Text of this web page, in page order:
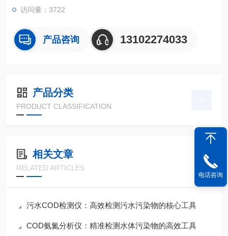
访问量：3722
产品咨询 13102274033
产品分类
PRODUCT CLASSIFICATION
相关文章
RELATED ARTICLES
污水COD检测仪：高效检测污水污染物的核心工具
COD氨氮分析仪：精准检测水体污染物的高效工具
电话咨询